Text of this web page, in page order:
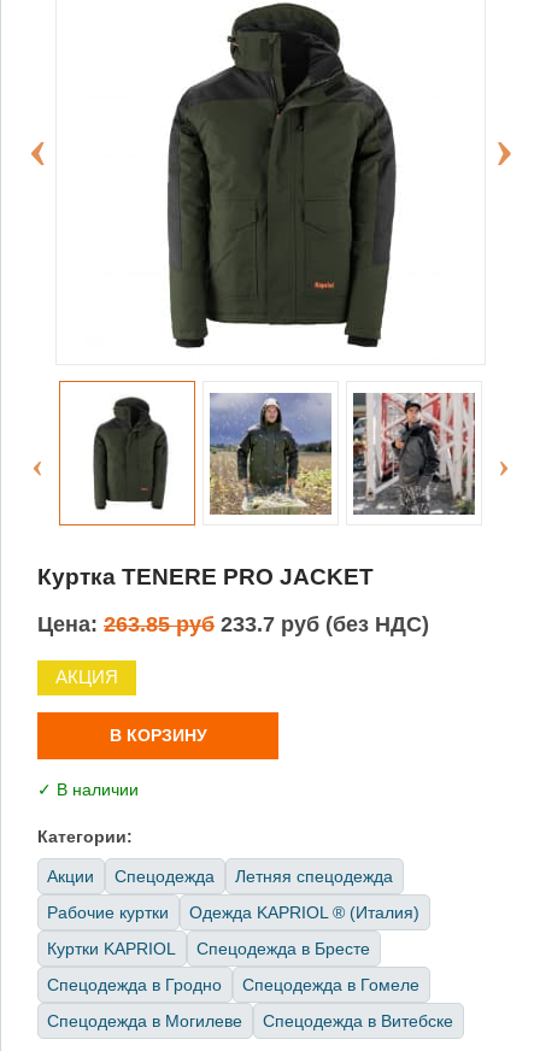
Куртка TENERE PRO JACKET
Цена: 263.85 руб 233.7 руб (без НДС)
АКЦИЯ
В КОРЗИНУ
✓ В наличии
Категории:
Акции Спецодежда
Летняя спецодежда
Рабочие куртки
Одежда KAPRIOL ® (Италия)
Куртки KAPRIOL
Спецодежда в Бресте
Спецодежда в Гродно
Спецодежда в Гомеле
Спецодежда в Могилеве
Спецодежда в Витебске